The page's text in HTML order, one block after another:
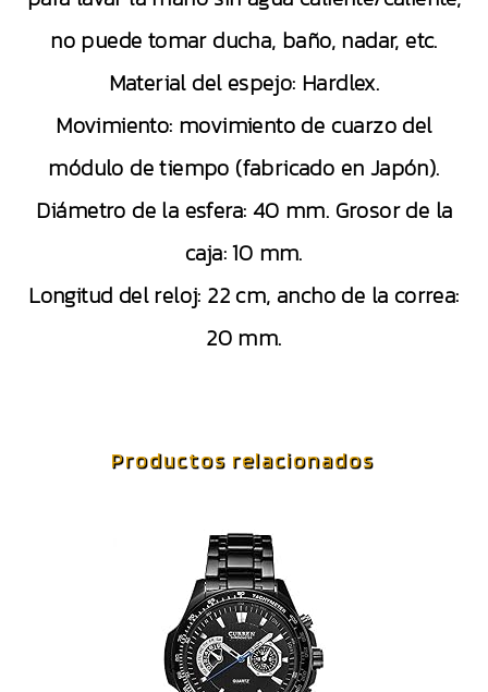
no puede tomar ducha, baño, nadar, etc.
Material del espejo: Hardlex.
Movimiento: movimiento de cuarzo del
módulo de tiempo (fabricado en Japón).
Diámetro de la esfera: 40 mm. Grosor de la
caja: 10 mm.
Longitud del reloj: 22 cm, ancho de la correa:
20 mm.
Productos relacionados